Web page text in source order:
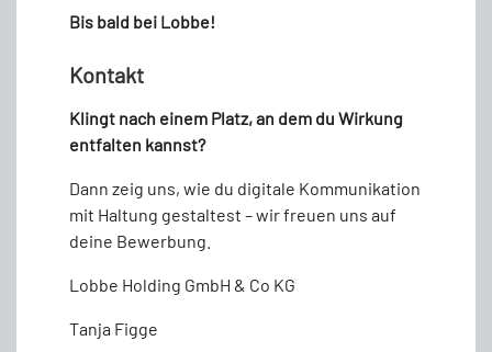
Bis bald bei Lobbe!
Kontakt
Klingt nach einem Platz, an dem du Wirkung
entfalten kannst?
Dann zeig uns, wie du digitale Kommunikation
mit Haltung gestaltest – wir freuen uns auf
deine Bewerbung.
Lobbe Holding GmbH & Co KG
Tanja Figge